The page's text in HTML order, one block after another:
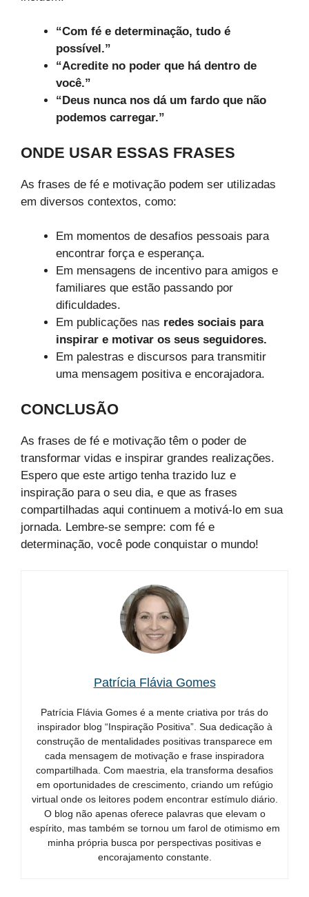
“Com fé e determinação, tudo é
possível.”
“Acredite no poder que há dentro de
você.”
“Deus nunca nos dá um fardo que não
podemos carregar.”
ONDE USAR ESSAS FRASES
As frases de fé e motivação podem ser utilizadas
em diversos contextos, como:
Em momentos de desafios pessoais para
encontrar força e esperança.
Em mensagens de incentivo para amigos e
familiares que estão passando por
dificuldades.
Em publicações nas redes sociais para
inspirar e motivar os seus seguidores.
Em palestras e discursos para transmitir
uma mensagem positiva e encorajadora.
CONCLUSÃO
As frases de fé e motivação têm o poder de
transformar vidas e inspirar grandes realizações.
Espero que este artigo tenha trazido luz e
inspiração para o seu dia, e que as frases
compartilhadas aqui continuem a motivá-lo em sua
jornada. Lembre-se sempre: com fé e
determinação, você pode conquistar o mundo!
Patrícia Flávia Gomes
Patrícia Flávia Gomes é a mente criativa por trás do
inspirador blog “Inspiração Positiva”. Sua dedicação à
construção de mentalidades positivas transparece em
cada mensagem de motivação e frase inspiradora
compartilhada. Com maestria, ela transforma desafios
em oportunidades de crescimento, criando um refúgio
virtual onde os leitores podem encontrar estímulo diário.
O blog não apenas oferece palavras que elevam o
espírito, mas também se tornou um farol de otimismo em
minha própria busca por perspectivas positivas e
encorajamento constante.